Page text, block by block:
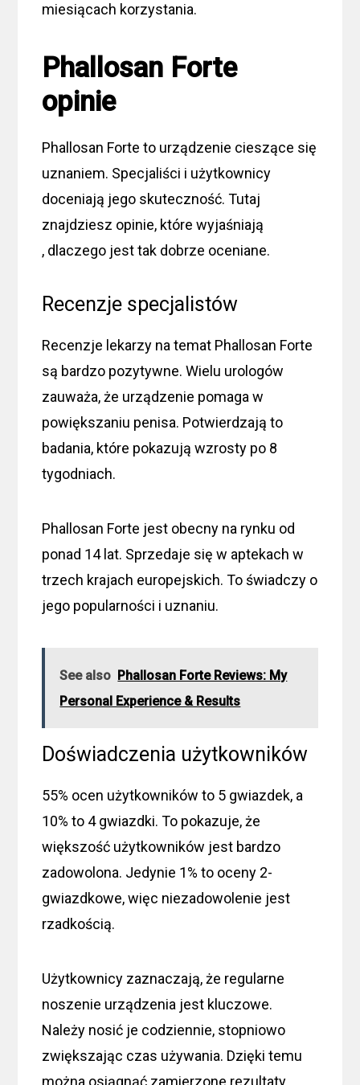
miesiącach korzystania.
Phallosan Forte
opinie
Phallosan Forte to urządzenie cieszące się
uznaniem. Specjaliści i użytkownicy
doceniają jego skuteczność. Tutaj
znajdziesz opinie, które wyjaśniają
, dlaczego jest tak dobrze oceniane.
Recenzje specjalistów
Recenzje lekarzy na temat Phallosan Forte
są bardzo pozytywne. Wielu urologów
zauważa, że urządzenie pomaga w
powiększaniu penisa. Potwierdzają to
badania, które pokazują wzrosty po 8
tygodniach.
Phallosan Forte jest obecny na rynku od
ponad 14 lat. Sprzedaje się w aptekach w
trzech krajach europejskich. To świadczy o
jego popularności i uznaniu.
See also Phallosan Forte Reviews: My
Personal Experience & Results
Doświadczenia użytkowników
55% ocen użytkowników to 5 gwiazdek, a
10% to 4 gwiazdki. To pokazuje, że
większość użytkowników jest bardzo
zadowolona. Jedynie 1% to oceny 2-
gwiazdkowe, więc niezadowolenie jest
rzadkością.
Użytkownicy zaznaczają, że regularne
noszenie urządzenia jest kluczowe.
Należy nosić je codziennie, stopniowo
zwiększając czas używania. Dzięki temu
można osiągnąć zamierzone rezultaty.